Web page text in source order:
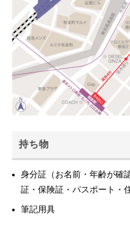
持ち物
身分証（お名前・年齢が確
証・保険証・パスポート・
筆記用具